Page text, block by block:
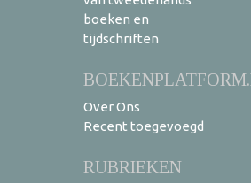
boeken en
tijdschriften
Over Ons
Recent toegevoegd
RUBRIEKEN